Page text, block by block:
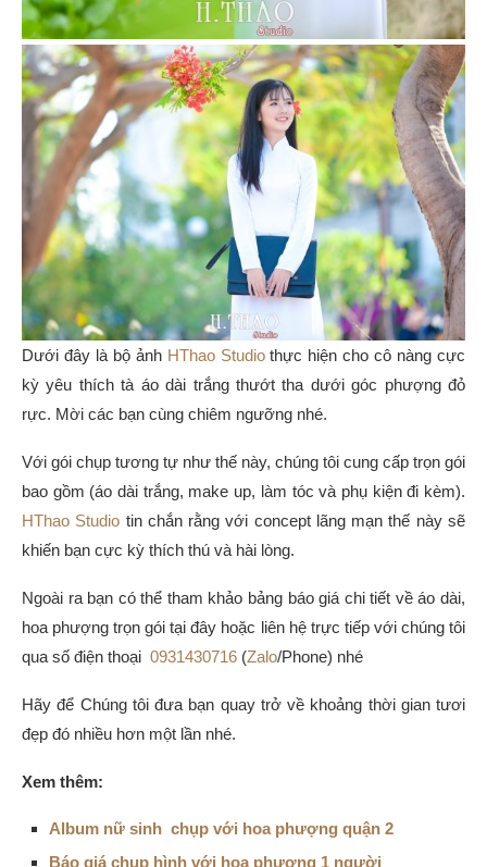
Dưới đây là bộ ảnh HThao Studiothực hiện cho cô nàng cực
kỳ yêu thích tà áo dài trắng thướt tha dưới góc phượng đỏ
rực. Mời các bạn cùng chiêm ngưỡng nhé.
Với gói chụp tương tự như thế này, chúng tôi cung cấp trọn gói
bao gồm (áo dài trắng, make up, làm tóc và phụ kiện đi kèm).
HThao Studio tin chắn rằng với concept lãng mạn thế này sẽ
khiến bạn cực kỳ thích thú và hài lòng.
Ngoài ra bạn có thể tham khảo bảng báo giá chi tiết về áo dài,
hoa phượng trọn gói tại đây hoặc liên hệ trực tiếp với chúng tôi
qua số điện thoại 0931430716 (Zalo/Phone) nhé
Hãy để Chúng tôi đưa bạn quay trở về khoảng thời gian tươi
đẹp đó nhiều hơn một lần nhé.
Xem thêm:
Album nữ sinh chụp với hoa phượng quận 2
Báo giá chụp hình với hoa phượng 1 người